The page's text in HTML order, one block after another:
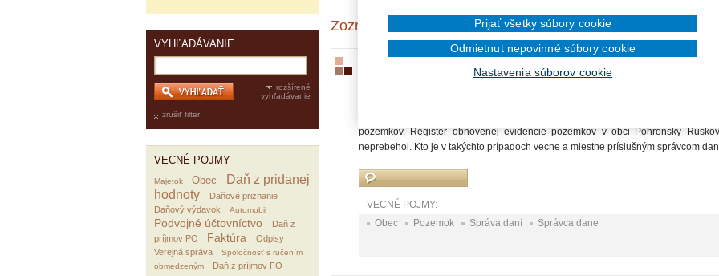
VYHĽADÁVANIE
rozšírené
vyhľadávanie
zrušiť filter
VECNÉ POJMY
Majetok Obec
Daň z pridanej
hodnoty
Daňové priznanie
Daňový výdavok
Automobil
Podvojné účtovníctvo
Daň z
príjmov PO
Faktúra
Odpisy
Verejná správa
Spoločnosť s ručením
obmedzeným
Daň z príjmov FO
Zoznam otázok
Miestne dane za náhradné pozemky
V 90. rokoch minulého storočia boli niektorým občanom zo susednej
katastrálnom území Pohronský Ruskov. Obec Pohronský Ruskov má k
pozemkov. Register obnovenej evidencie pozemkov v obci Pohronský
neprebehol. Kto je v takýchto prípadoch vecne a miestne príslušným správcom
VECNÉ POJMY:
Obec
Pozemok Správa daní Správca dane
Nastavenia súborov cookie
Odmietnut nepovinné súbory cookie
Prijať všetky súbory cookie